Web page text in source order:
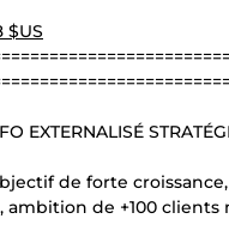
$US
EXTERNALISÉ
de forte
de +100 clients